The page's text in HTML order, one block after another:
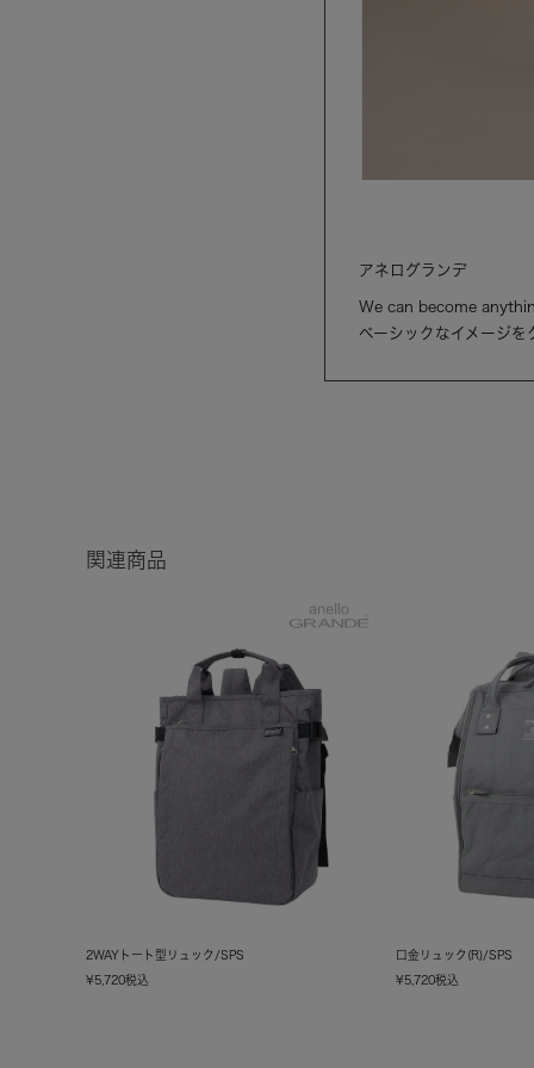
アネログランデ
We can become
ベーシックなイメージを
関連商品
2WAYトート型リュック/SPS
¥5,720税込
口金リュック(R)/SPS
¥5,720税込